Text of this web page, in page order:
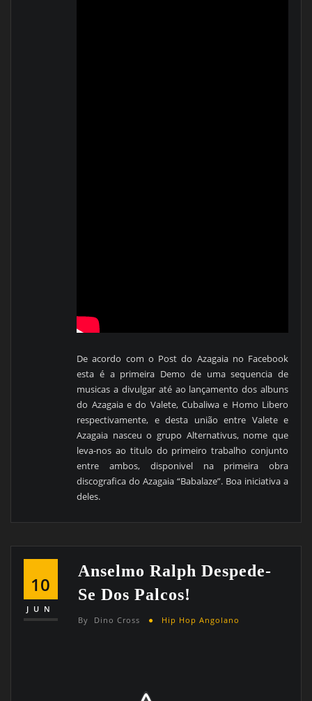
De acordo com o Post do Azagaia no Facebook
esta é a primeira Demo de uma sequencia de
musicas a divulgar até ao lançamento dos albuns
do Azagaia e do Valete, Cubaliwa e Homo Libero
respectivamente, e desta união entre Valete e
Azagaia nasceu o grupo Alternativus, nome que
leva-nos ao titulo do primeiro trabalho conjunto
entre ambos, disponivel na primeira obra
discografica do Azagaia “Babalaze”. Boa iniciativa a
deles.
10
JUN
Anselmo Ralph Despede-
Se Dos Palcos!
By Dino Cross Hip Hop Angolano